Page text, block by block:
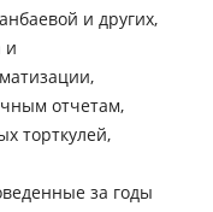
и других,
и
отчетам,
торткулей,
за годы